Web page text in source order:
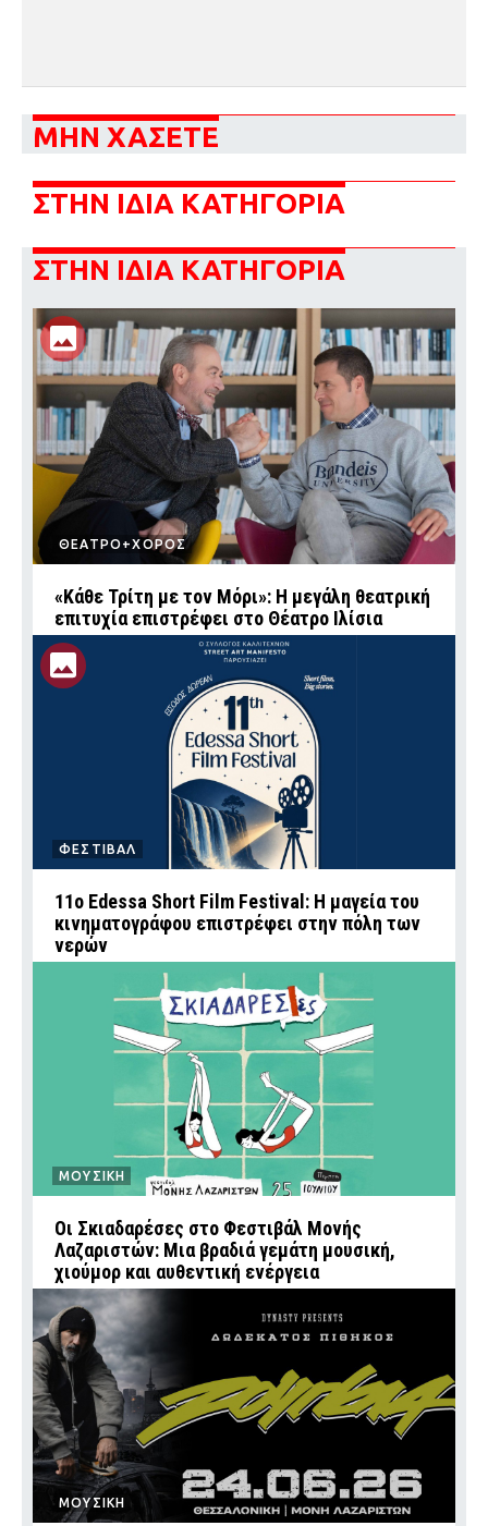
ΜΗΝ ΧΑΣΕΤΕ
ΣΤΗΝ ΙΔΙΑ ΚΑΤΗΓΟΡΙΑ
ΣΤΗΝ ΙΔΙΑ ΚΑΤΗΓΟΡΙΑ
ΘΕΑΤΡΟ+ΧΟΡΟΣ
«Κάθε Τρίτη με τον Μόρι»: Η μεγάλη θεατρική
επιτυχία επιστρέφει στο Θέατρο Ιλίσια
ΦΕΣΤΙΒΑΛ
11ο Edessa Short Film Festival: Η μαγεία του
κινηματογράφου επιστρέφει στην πόλη των
νερών
ΜΟΥΣΙΚΗ
Οι Σκιαδαρέσες στο Φεστιβάλ Μονής
Λαζαριστών: Μια βραδιά γεμάτη μουσική,
χιούμορ και αυθεντική ενέργεια
ΜΟΥΣΙΚΗ